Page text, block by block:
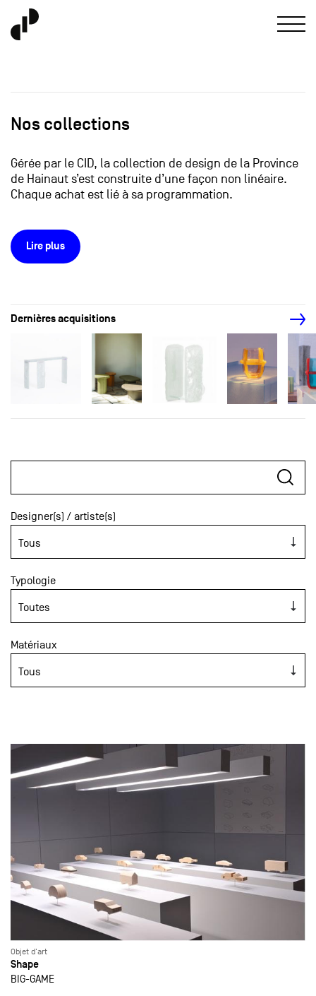
Nos collections
Gérée par le CID, la collection de design de la Province
de Hainaut s’est construite d’une façon non linéaire.
Chaque achat est lié à sa programmation.
Lire plus
Dernières acquisitions
Designer(s) / artiste(s)
Typologie
Matériaux
Objet d'art
Shape
BIG-GAME